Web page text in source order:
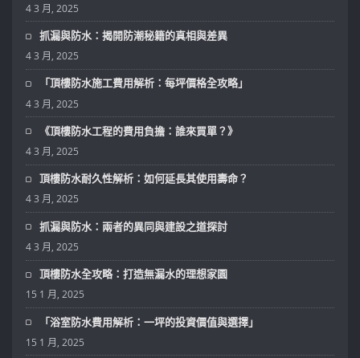
4 3 月, 2025
抓漏與防水：揭開防潮秘籍的真相與差異
4 3 月, 2025
「頂樓防水施工費用解析：每坪價格全攻略」
4 3 月, 2025
《頂樓防水工程的費用負擔：誰來買單？》
4 3 月, 2025
頂樓防水耐久性解析：如何延長其使用壽命？
4 3 月, 2025
抓漏與防水：兩者的異同與建設之道探討
4 3 月, 2025
頂樓防水全攻略：打造無漏水的理想家園
15 1 月, 2025
「浴室防水費用解析：一坪的投資價值與選擇」
15 1 月, 2025